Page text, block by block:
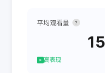
平均观看量 ?
高表现